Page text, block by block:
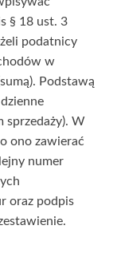
§ 18 ust. 3
podatnicy
w
Podstawą
sprzedaży). W
ono zawierać
numer
oraz podpis